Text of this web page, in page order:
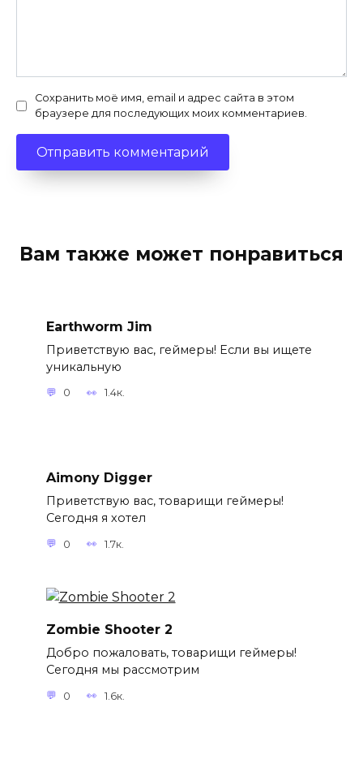
Сохранить моё имя, email и адрес сайта в этом
браузере для последующих моих комментариев.
Вам также может понравиться
Earthworm Jim
Приветствую вас, геймеры! Если вы ищете
уникальную
0 1.4к.
Aimony Digger
Приветствую вас, товарищи геймеры!
Сегодня я хотел
0 1.7к.
Zombie Shooter 2
Добро пожаловать, товарищи геймеры!
Сегодня мы рассмотрим
0 1.6к.